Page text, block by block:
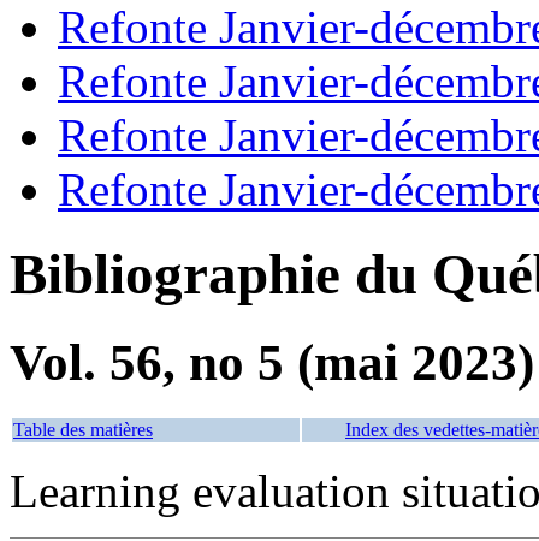
Refonte Janvier-
Refonte Janvier-
Refonte Janvier-
Refonte Janvier-
Bibliographie du
Vol. 56, no 5 (mai 2023)
Table des matières Index des vedettes-
Learning evaluation